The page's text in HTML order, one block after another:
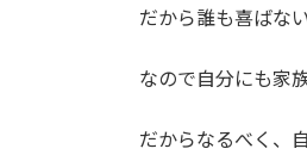
だから誰も喜ばない
なので自分にも家
だからなるべく、